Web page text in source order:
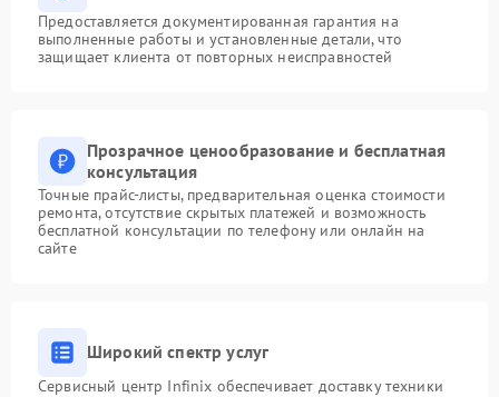
Предоставляется документированная гарантия на
выполненные работы и установленные детали, что
защищает клиента от повторных неисправностей
Прозрачное ценообразование и бесплатная
консультация
Точные прайс-листы, предварительная оценка стоимости
ремонта, отсутствие скрытых платежей и возможность
бесплатной консультации по телефону или онлайн на
сайте
Широкий спектр услуг
Сервисный центр Infinix обеспечивает доставку техники